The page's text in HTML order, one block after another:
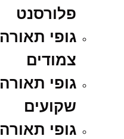
פלורסנט
גופי תאורה
צמודים
גופי תאורה
שקועים
גופי תאורה